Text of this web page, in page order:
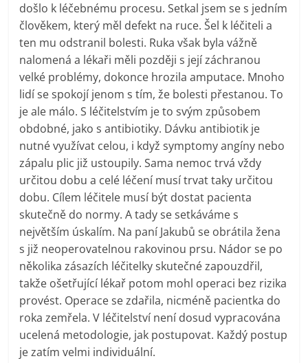
došlo k léčebnému procesu. Setkal jsem se s jedním
člověkem, který měl defekt na ruce. Šel k léčiteli a
ten mu odstranil bolesti. Ruka však byla vážně
nalomená a lékaři měli později s její záchranou
velké problémy, dokonce hrozila amputace. Mnoho
lidí se spokojí jenom s tím, že bolesti přestanou. To
je ale málo. S léčitelstvím je to svým způsobem
obdobné, jako s antibiotiky. Dávku antibiotik je
nutné využívat celou, i když symptomy angíny nebo
zápalu plic již ustoupily. Sama nemoc trvá vždy
určitou dobu a celé léčení musí trvat taky určitou
dobu. Cílem léčitele musí být dostat pacienta
skutečně do normy. A tady se setkáváme s
největším úskalím. Na paní Jakubů se obrátila žena
s již neoperovatelnou rakovinou prsu. Nádor se po
několika zásazích léčitelky skutečné zapouzdřil,
takže ošetřující lékař potom mohl operaci bez rizika
provést. Operace se zdařila, nicméně pacientka do
roka zemřela. V léčitelství není dosud vypracována
ucelená metodologie, jak postupovat. Každý postup
je zatím velmi individuální.